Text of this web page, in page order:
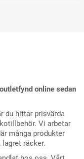
online sedan
du hittar prisvärda
Vi arbetar
många produkter
räcker.